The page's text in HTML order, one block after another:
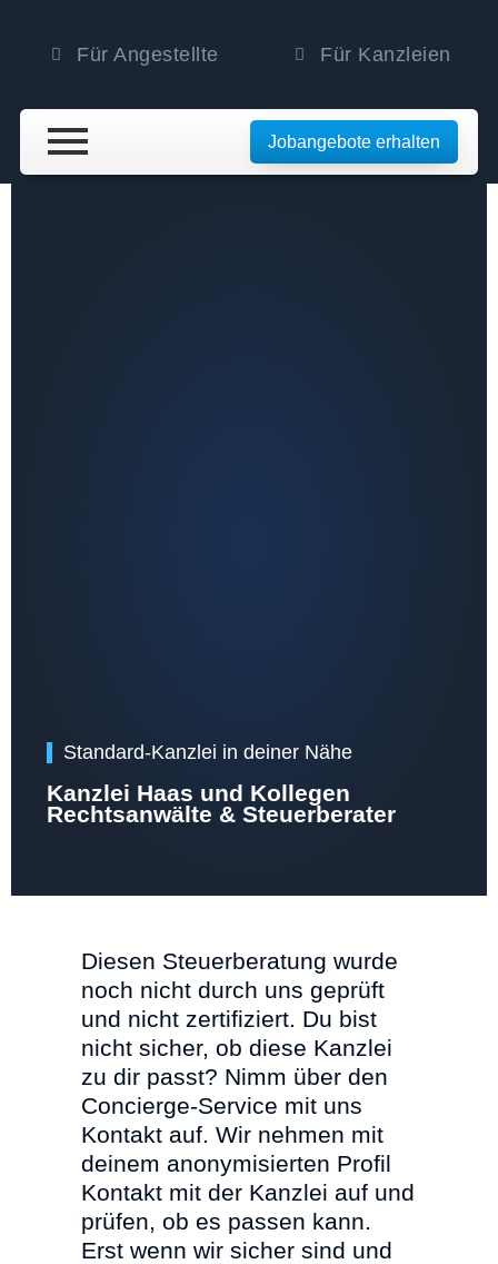
Für Angestellte Für Kanzleien
Jobangebote erhalten
Standard-Kanzlei in deiner Nähe
Kanzlei Haas und Kollegen
Rechtsanwälte & Steuerberater
Diesen Steuerberatung wurde
noch nicht durch uns geprüft
und nicht zertifiziert. Du bist
nicht sicher, ob diese Kanzlei
zu dir passt? Nimm über den
Concierge-Service mit uns
Kontakt auf. Wir nehmen mit
deinem anonymisierten Profil
Kontakt mit der Kanzlei auf und
prüfen, ob es passen kann.
Erst wenn wir sicher sind und